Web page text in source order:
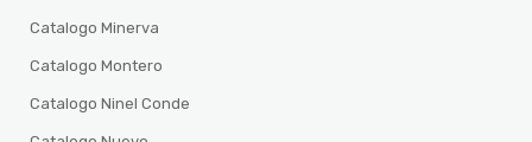
Catalogo Minerva
Catalogo Montero
Catalogo Ninel Conde